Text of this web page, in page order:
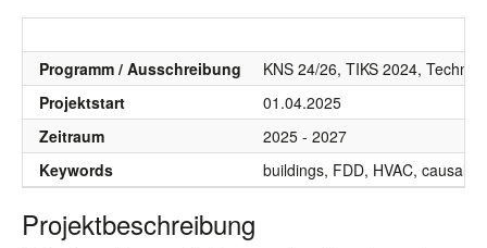
Programm / Ausschreibung
KNS 24/26, TIKS 2024,
Projektstart
01.04.2025
Zeitraum
2025 - 2027
Keywords
buildings, FDD, HVAC, causal
Projektbeschreibung